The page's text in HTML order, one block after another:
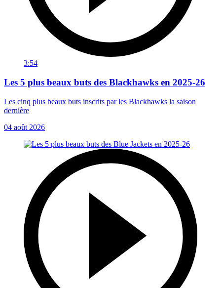
3:54
Les 5 plus beaux buts des Blackhawks en 2025-26
Les cinq plus beaux buts inscrits par les Blackhawks la saison
dernière
04 août 2026